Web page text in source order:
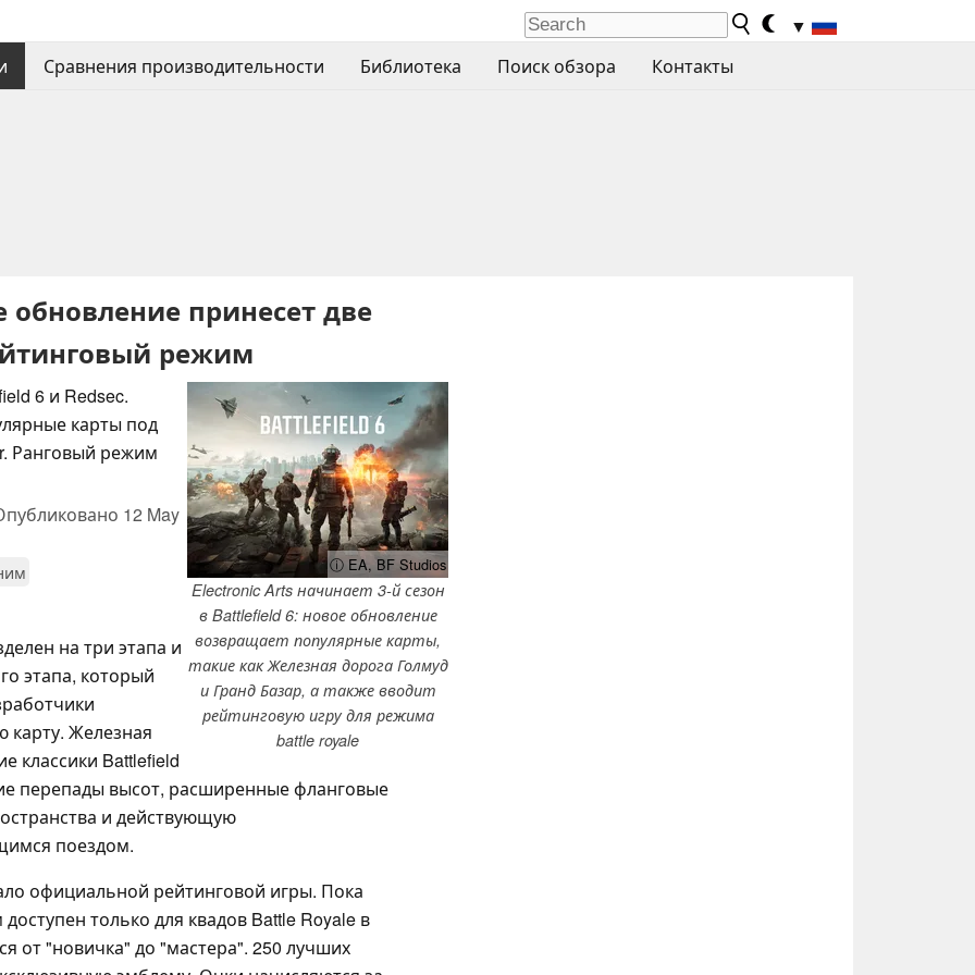
▼
Сравнения производительности Библиотека Поиск обзора Контакты
обновление принесет две
режим
ⓘ EA, BF Studios
Electronic Arts начинает 3-й сезон
в Battlefield 6: новое обновление
возвращает популярные карты,
такие как Железная дорога Голмуд
и Гранд Базар, а также вводит
рейтинговую игру для режима
battle royale
6 и Redsec.
карты под
Ранговый режим
12 May
на три этапа и
этапа, который
Железная
классики Battlefield
перепады высот, расширенные фланговые
и действующую
поездом.
официальной рейтинговой игры. Пока
только для квадов Battle Royale в
от "новичка" до "мастера". 250 лучших